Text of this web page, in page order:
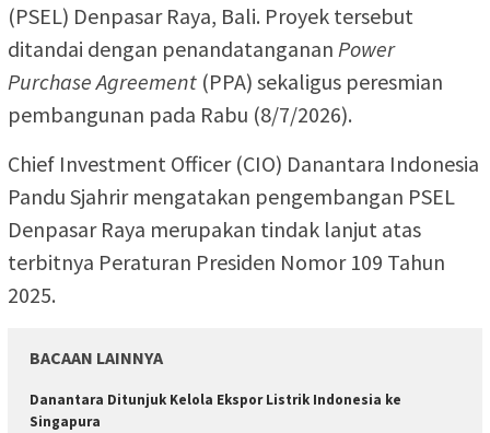
(PSEL) Denpasar Raya, Bali. Proyek tersebut
ditandai dengan penandatanganan Power
Purchase Agreement (PPA) sekaligus peresmian
pembangunan pada Rabu (8/7/2026).
Chief Investment Officer (CIO) Danantara Indonesia
Pandu Sjahrir mengatakan pengembangan PSEL
Denpasar Raya merupakan tindak lanjut atas
terbitnya Peraturan Presiden Nomor 109 Tahun
2025.
BACAAN LAINNYA
Danantara Ditunjuk Kelola Ekspor Listrik Indonesia ke
Singapura